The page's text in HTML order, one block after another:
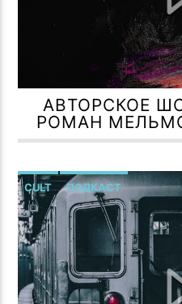
АВТОРСКОЕ
РОМАН
CULT ПОДКАСТ